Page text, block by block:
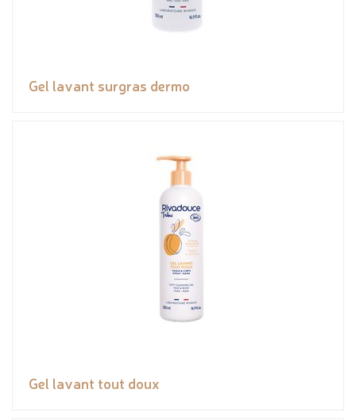
Gel lavant surgras dermo
Gel lavant tout doux